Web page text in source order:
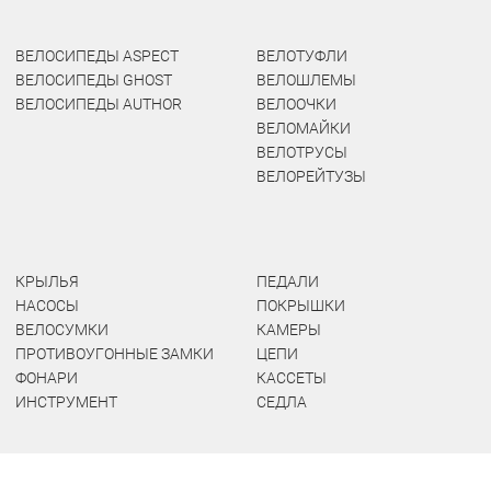
ВЕЛОСИПЕДЫ ASPECT
ВЕЛОСИПЕДЫ GHOST
ВЕЛОСИПЕДЫ AUTHOR
ВЕЛОТУФЛИ
ВЕЛОШЛЕМЫ
ВЕЛООЧКИ
ВЕЛОМАЙКИ
ВЕЛОТРУСЫ
ВЕЛОРЕЙТУЗЫ
КРЫЛЬЯ
НАСОСЫ
ВЕЛОСУМКИ
ПРОТИВОУГОННЫЕ ЗАМКИ
ФОНАРИ
ИНСТРУМЕНТ
ПЕДАЛИ
ПОКРЫШКИ
КАМЕРЫ
ЦЕПИ
КАССЕТЫ
СЕДЛА